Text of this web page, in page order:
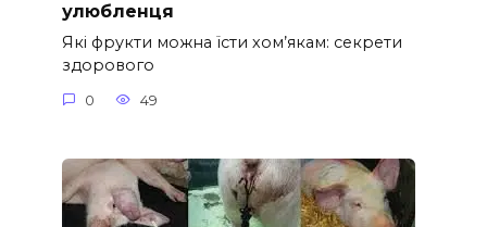
улюбленця
Які фрукти можна їсти хом’якам: секрети
здорового
0 49